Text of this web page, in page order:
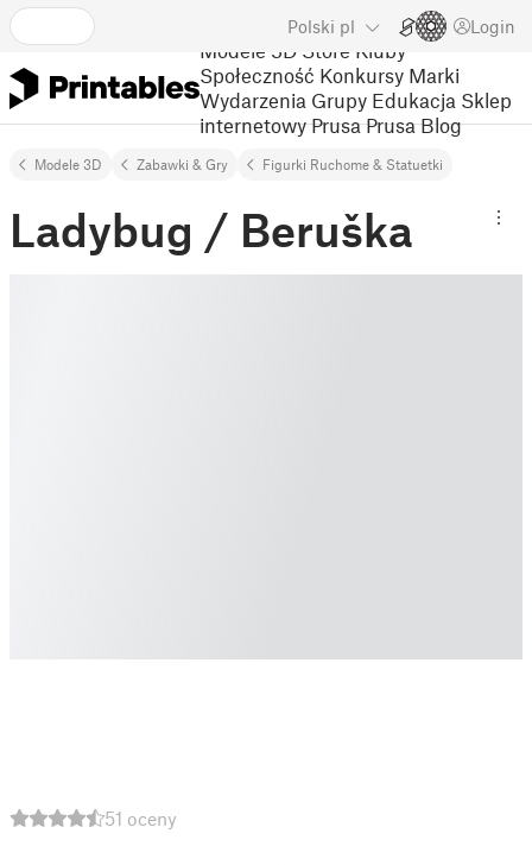
Polski pl Login
Modele 3D Store Kluby
Społeczność Konkursy Marki
Wydarzenia Grupy Edukacja Sklep
internetowy Prusa Prusa Blog
Modele 3D Zabawki & Gry Figurki Ruchome & Statuetki
Ladybug / Beruška
51 oceny